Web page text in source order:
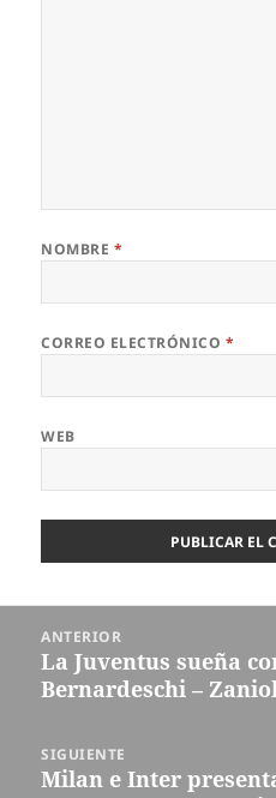
NOMBRE *
CORREO ELECTRÓNICO *
WEB
entradas
ANTERIOR
Entrada
anterior:
La Juventus sueña
Bernardeschi –
SIGUIENTE
Entrada
Milan e Inter